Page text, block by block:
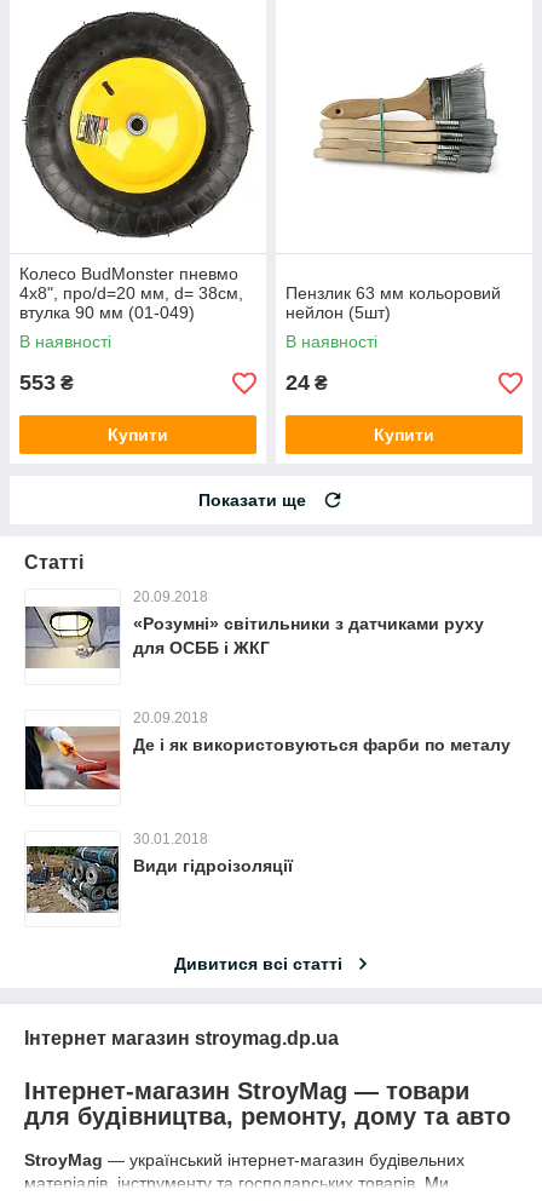
Колесо BudMonster пневмо
4х8", про/d=20 мм, d= 38см,
втулка 90 мм (01-049)
В наявності
553 ₴
Купити
Пензлик 63 мм кольоровий
нейлон (5шт)
В наявності
24 ₴
Купити
Показати ще
Статті
20.09.2018
«Розумні» світильники з датчиками руху
для ОСББ і ЖКГ
20.09.2018
Де і як використовуються фарби по металу
30.01.2018
Види гідроізоляції
Дивитися всі статті
Інтернет магазин stroymag.dp.ua
Інтернет-магазин StroyMag — товари
для будівництва, ремонту, дому та авто
StroyMag — український інтернет-магазин будівельних
матеріалів, інструменту та господарських товарів. Ми